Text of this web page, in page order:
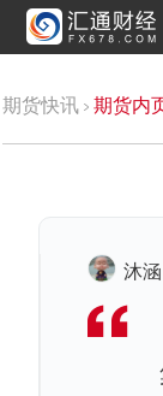
期货快讯 期货内
沐涵